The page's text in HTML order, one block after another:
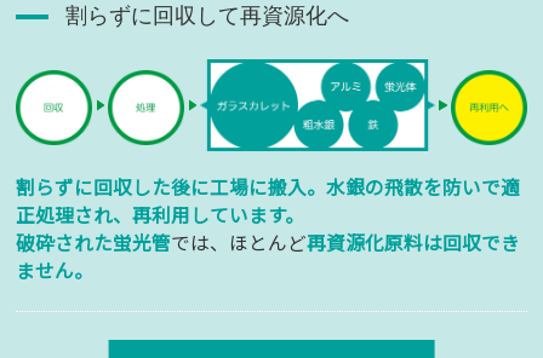
割らずに回収して再資源化へ
割らずに回収した後に工場に搬入。水銀の飛散を防いで適
正処理され、再利用しています。
破砕された蛍光管では、ほとんど再資源化原料は回収でき
ません。